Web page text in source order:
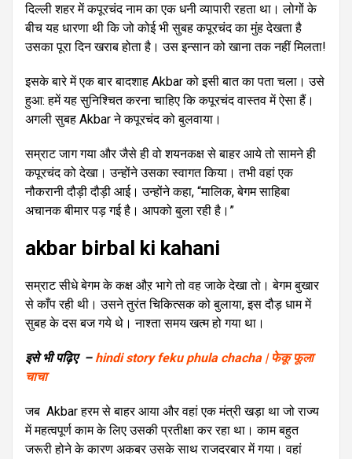
दिल्ली शहर में कपूरचंद नाम का एक धनी व्यापारी रहता था। लोगों के
बीच यह धारणा थी कि जो कोई भी सुबह कपूरचंद का मुंह देखता है
उसका पूरा दिन खराब होता है। उस इन्सान को खाना तक नहीं मिलता!
इसके बारे में एक बार बादशाह Akbar को इसी बात का पता चला। उसे
हुआ: हमें यह सुनिश्चित करना चाहिए कि कपूरचंद वास्तव में ऐसा हैं।
अगली सुबह Akbar ने कपूरचंद को बुलवाया।
सम्राट जाग गया और जैसे ही वो शयनकक्ष से बाहर आये तो सामने ही
कपूरचंद को देखा। उन्होंने उसका स्वागत किया। तभी वहां एक
नौकरानी दौड़ी दौड़ी आई। उन्होंने कहा, “मालिक, बेगम साहिबा
अचानक बीमार पड़ गई है। आपको बुला रही है।”
akbar birbal ki kahani
सम्राट सीधे बेगम के कक्ष औऱ भागे तो वह जाके देखा तो। बेगम बुखार
से काँप रही थी। उसने तुरंत चिकित्सक को बुलाया, इस दौड़ धाम में
सुबह के दस बज गये थे। नाश्ता समय खत्म हो गया था।
इसे भी पढ़िए – hindi story feku phula chacha | फेकू फूला
चाचा
जब Akbar हरम से बाहर आया और वहां एक मंत्री खड़ा था जो राज्य
में महत्वपूर्ण काम के लिए उसकी प्रतीक्षा कर रहा था। काम बहुत
जरूरी होने के कारण अकबर उसके साथ राजदरबार में गया। वहां